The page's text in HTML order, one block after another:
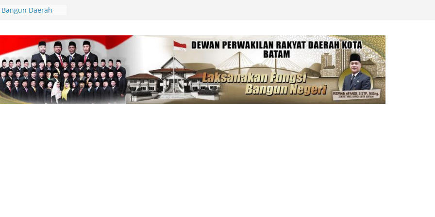
Daerah
Guncang
Budaya
HUT RI
𝐊𝐞𝐦𝐞𝐫𝐝𝐞𝐤𝐚𝐚𝐧 𝐑𝐈,
𝐏𝐞𝐦𝐛𝐮𝐤𝐚𝐚𝐧 𝐝𝐚𝐧
𝐉𝐚𝐥𝐚𝐧
Domino: Saat
dan Rodi